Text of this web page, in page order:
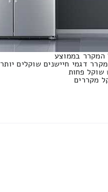
בממוצע
דגמי חיישנים שוקלים יותר
פחות
מקררים